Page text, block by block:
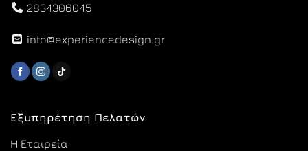
Εξυπηρέτηση Πελατών
Η Εταιρεία
2834306045
info@experiencedesign.gr